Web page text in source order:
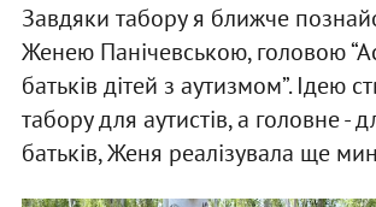
Завдяки табору я ближче
Женею Панічевською, головою
батьків дітей з аутизмом”. Ідею
табору для аутистів, а головне -
батьків, Женя реалізувала ще